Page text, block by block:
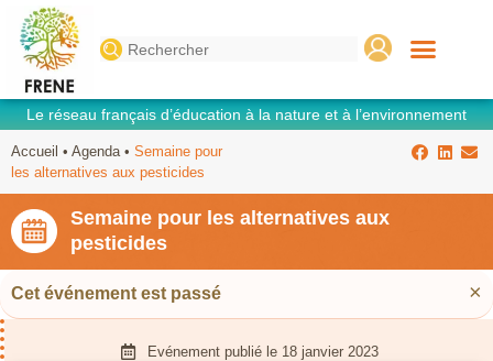
Search
for:
Le réseau français d’éducation à la nature et à l’environnement
Accueil • Agenda • Semaine pour
les alternatives aux pesticides
Semaine pour les alternatives aux
pesticides
Cet événement est passé ×
Evénement publié le18 janvier 2023